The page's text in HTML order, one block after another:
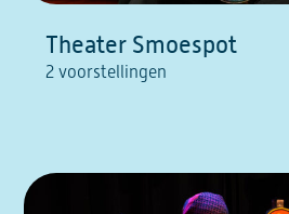
Theater Smoespot
2 voorstellingen